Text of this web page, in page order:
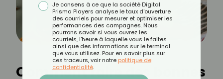
Comment faire des bonnes
Je consens à ce que la société Digital
Prisma Players analyse le taux d'ouverture
des courriels pour mesurer et optimiser les
performances des campagnes. Nous
pourrons savoir si vous ouvrez les
courriels, l'heure à laquelle vous le faites
ainsi que des informations sur le terminal
que vous utilisez. Pour en savoir plus sur
ces traceurs, voir notre politique de
confidentialité.